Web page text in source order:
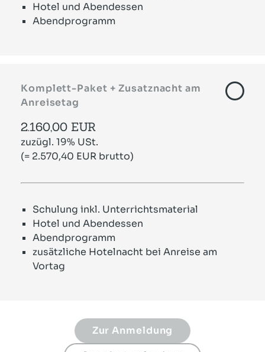
Hotel und Abendessen
Abendprogramm
Komplett-Paket + Zusatznacht am
Anreisetag
2.160,00 EUR
zuzügl. 19% USt.
(= 2.570,40 EUR brutto)
Schulung inkl. Unterrichtsmaterial
Hotel und Abendessen
Abendprogramm
zusätzliche Hotelnacht bei Anreise am
Vortag